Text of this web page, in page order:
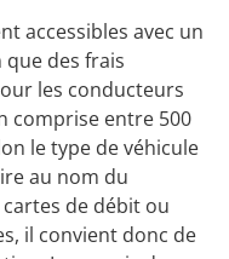
accessibles avec un
que des frais
les conducteurs
comprise entre 500
le type de véhicule
au nom du
de débit ou
il convient donc de